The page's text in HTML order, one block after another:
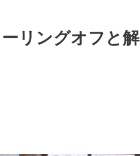
リングオフと解